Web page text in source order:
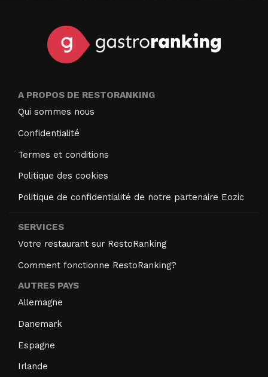
A PROPOS DE RESTORANKING
Qui sommes nous
Confidentialité
Termes et conditions
Politique des cookies
Politique de confidentialité de notre partenaire Eozic
SERVICES
Votre restaurant sur RestoRanking
Comment fonctionne RestoRanking?
AUTRES PAYS
Allemagne
Danemark
Espagne
Irlande